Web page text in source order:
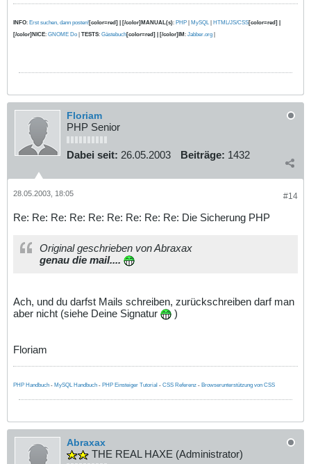
INFO: Erst suchen, dann posten![color=red] | [/color]MANUAL(s): PHP MySQL HTML/JS/CSS[color=red] |
[/color]NICE: GNOME Do TESTS: Gästebuch[color=red] | [/color]IM : Jabber.org
Floriam
PHP Senior
Dabei seit: 26.05.2003 Beiträge: 1432
#14
28.05.2003, 18:05
Re: Re: Re: Re: Re: Re: Re: Re: Re: Die Sicherung PHP
Original geschrieben von Abraxax
genau die mail....
Ach, und du darfst Mails schreiben, zurückschreiben darf man
aber nicht (siehe Deine Signatur
)
Floriam
PHP Handbuch - MySQL Handbuch - PHP Einsteiger Tutorial - CSS Referenz - Browserunterstützung von CSS
Abraxax
THE REAL HAXE (Administrator)